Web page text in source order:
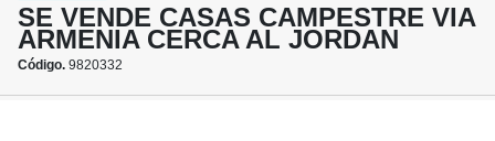
SE VENDE CASAS CAMPESTRE VIA
ARMENIA CERCA AL JORDAN
Código. 9820332